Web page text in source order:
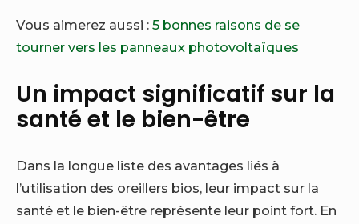
Vous aimerez aussi : 5 bonnes raisons de se
tourner vers les panneaux photovoltaïques
Un impact significatif sur la
santé et le bien-être
Dans la longue liste des avantages liés à
l’utilisation des oreillers bios, leur impact sur la
santé et le bien-être représente leur point fort. En